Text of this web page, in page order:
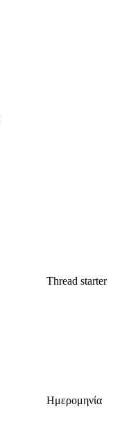
Thread starter
Ημερομηνία